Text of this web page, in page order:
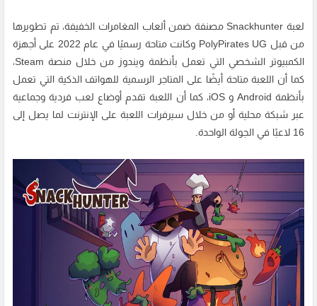
لعبة Snackhunter مصنفة ضمن ألعاب المغامرات الخفيفة، تم تطويرها
من قبل PolyPirates UG وكانت متاحة رسميًا في عام 2022 على أجهزة
الكمبيوتر الشخصي التي تعمل بأنظمة ويندوز من خلال منصة Steam،
كما أن اللعبة متاحة أيضًا على المتاجر الرسمية للهواتف الذكية التي تعمل
بأنظمة Android و iOS، كما أن اللعبة تقدم أوضاع لعب فردية وجماعية
عبر شبكة محلية أو من خلال سيرفرات اللعبة على الإنترنت لما يصل إلى
16 لاعبًا في الجولة الواحدة.